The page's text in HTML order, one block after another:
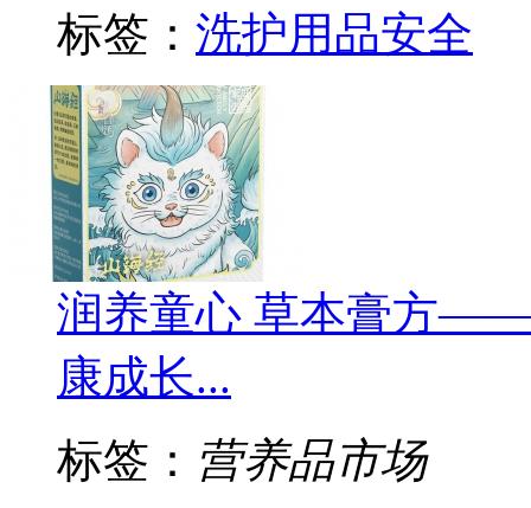
标签： 洗护用品安全
润养童心 草本膏方——
康成长...
标签： 营养品市场